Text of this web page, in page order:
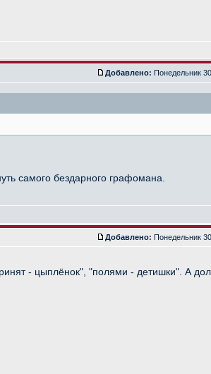
Добавлено: Понедельник
самого бездарного графомана.
Добавлено: Понедельник
- цыплёнок", "полями - детишки". А